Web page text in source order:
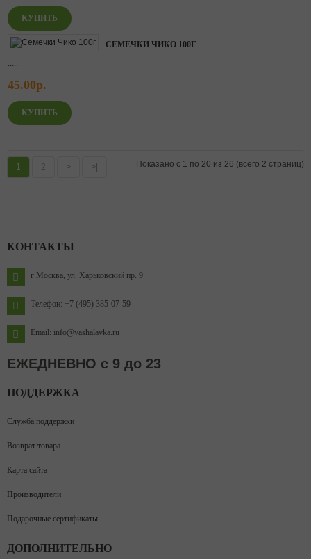
СЕМЕЧКИ ЧИКО 100Г
.....
45.00р.
1 2 > >| Показано с 1 по 20 из 26 (всего 2 страниц)
КОНТАКТЫ
г Москва, ул. Харьковский пр. 9
Телефон: +7 (495) 385-07-59
Email: info@vashalavka.ru
ЕЖЕДНЕВНО с 9 до 23
ПОДДЕРЖКА
Служба поддержки
Возврат товара
Карта сайта
Производители
Подарочные сертификаты
ДОПОЛНИТЕЛЬНО